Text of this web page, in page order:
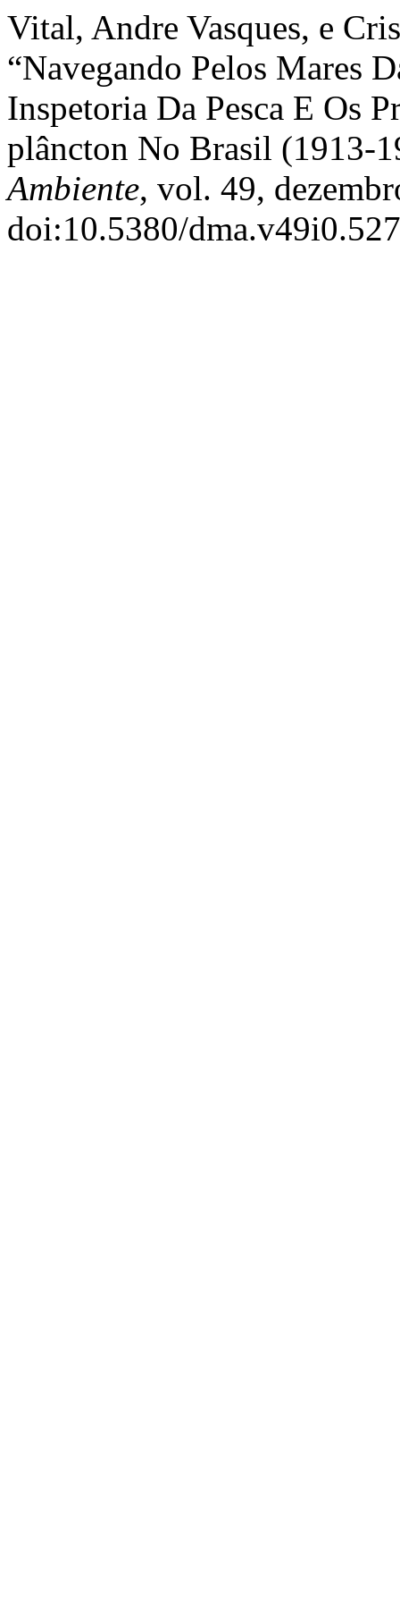
Vital, Andre Vasques, e
“Navegando Pelos Mares
Inspetoria Da Pesca E Os
plâncton No Brasil (1913-
Ambiente, vol. 49,
doi:10.5380/